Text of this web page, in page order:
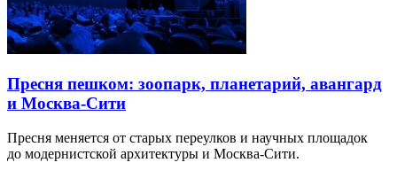
Пресня пешком: зоопарк, планетарий, авангард
и Москва-Сити
Пресня меняется от старых переулков и научных площадок
до модернистской архитектуры и Москва-Сити.